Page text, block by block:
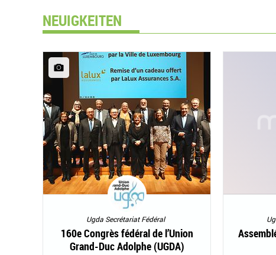
NEUIGKEITEN
Ugda Secrétariat Fédéral
160e Congrès fédéral de l’Union
Grand-Duc Adolphe (UGDA)